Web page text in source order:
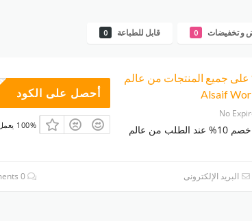
و تخفيضات 0 قابل للطباعة 0
10% على جميع المنتجات من عالم
No
أحصل على خصم 10% عند الطلب من عالم
أحصل على الكود
100% يعمل
البريد الإلكترونى